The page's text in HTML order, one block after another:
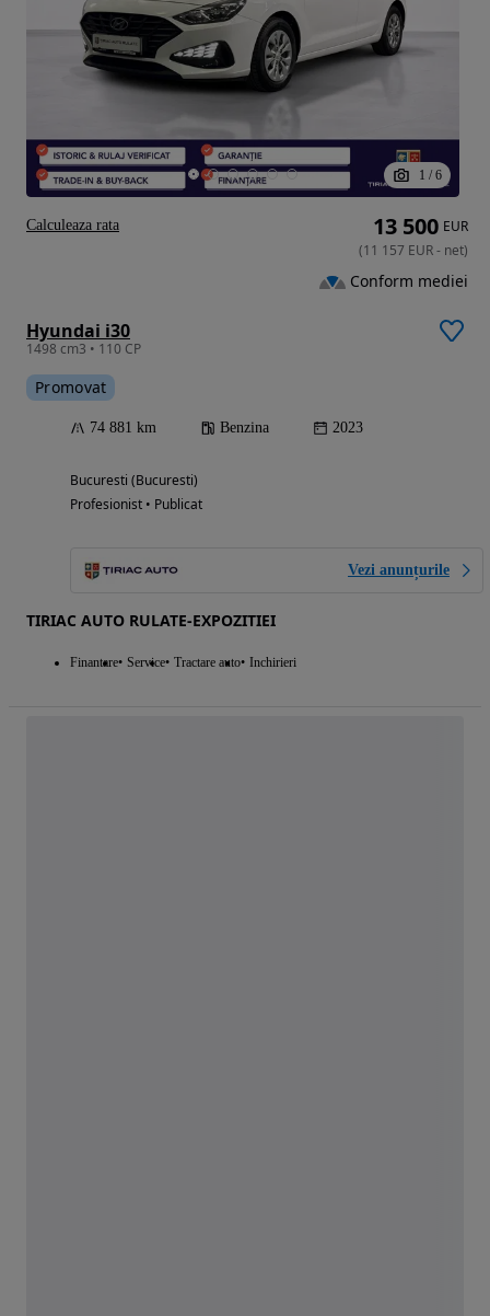
1 / 6
Hyundai i30
1498 cm3 • 110 CP
Promovat
74 881 km Benzina 2023
Bucuresti (Bucuresti)
Profesionist • Publicat
Vezi anunțurile
TIRIAC AUTO RULATE-EXPOZITIEI
Finantare Service Tractare auto Inchirieri
13 500 EUR
(11 157 EUR- net)
Conform mediei
Calculeaza rata